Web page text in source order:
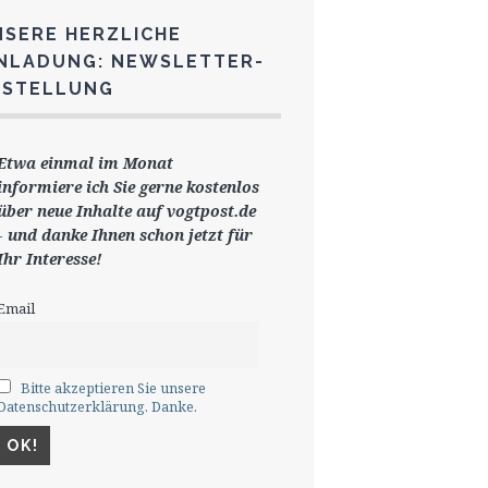
HERZLICHE
NEWSLETTER-
einmal im Monat
ich Sie gernekostenlos
ber neue Inhalte auf vogtpost.de
und danke Ihnen schon jetzt für
Interesse!
Bitte akzeptieren Sie unsere
Danke.